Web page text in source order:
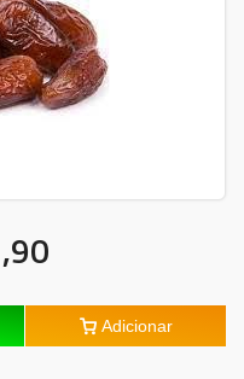
,90
Adicionar